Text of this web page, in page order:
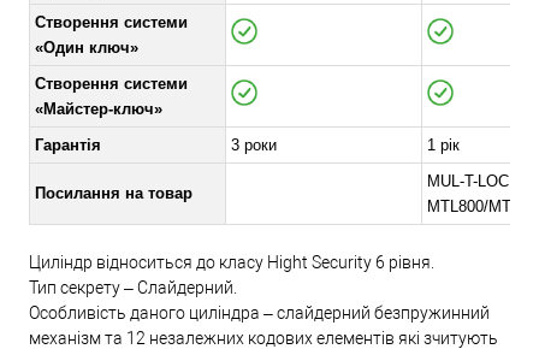
Створення системи
«Один ключ»
Створення системи
«Майстер-ключ»
Гарантія
3 роки 1 рік
Посилання на товар
MUL-T-LOCK
MTL800/MT5+
Циліндр відноситься до класу Hight Security 6 рівня.
Тип секрету – Слайдерний.
Особливість даного циліндра – слайдерний безпружинний
механізм та 12 незалежних кодових елементів які зчитують